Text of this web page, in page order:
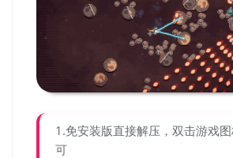
1.免安装版直接解压，双击游戏
可